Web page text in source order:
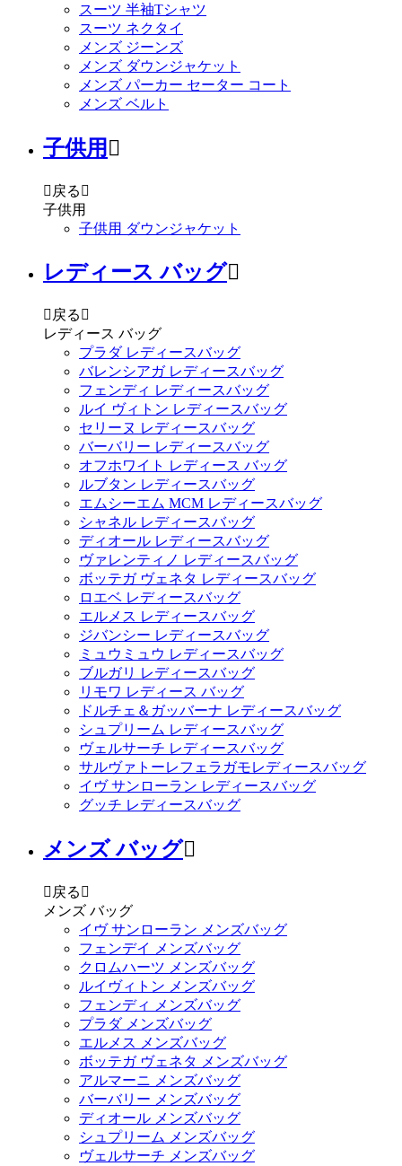
スーツ 半袖Tシャツ
スーツ ネクタイ
メンズ ジーンズ
メンズ ダウンジャケット
メンズ パーカー セーター コート
メンズ ベルト
子供用 
 戻る 
子供用
子供用 ダウンジャケット
レディース バッグ
 戻る 
レディース バッグ
プラダ レディースバッグ
バレンシアガ レディースバッグ
フェンディ レディースバッグ
ルイ ヴィトン レディースバッグ
セリーヌ レディースバッグ
バーバリー レディースバッグ
オフホワイト レディース バッグ
ルブタン レディースバッグ
エムシーエム MCM レディースバッグ
シャネル レディースバッグ
ディオール レディースバッグ
ヴァレンティノ レディースバッグ
ボッテガ ヴェネタ レディースバッグ
ロエベ レディースバッグ
エルメス レディースバッグ
ジバンシー レディースバッグ
ミュウミュウ レディースバッグ
ブルガリ レディースバッグ
リモワ レディース バッグ
ドルチェ＆ガッバーナ レディースバッグ
シュプリーム レディースバッグ
ヴェルサーチ レディースバッグ
サルヴァトーレフェラガモレディースバッグ
イヴ サンローラン レディースバッグ
グッチ レディースバッグ
メンズ バッグ
 戻る 
メンズ バッグ
イヴ サンローラン メンズバッグ
フェンデイ メンズバッグ
クロムハーツ メンズバッグ
ルイヴィトン メンズバッグ
フェンディ メンズバッグ
プラダ メンズバッグ
エルメス メンズバッグ
ボッテガ ヴェネタ メンズバッグ
アルマーニ メンズバッグ
バーバリー メンズバッグ
ディオール メンズバッグ
シュプリーム メンズバッグ
ヴェルサーチ メンズバッグ